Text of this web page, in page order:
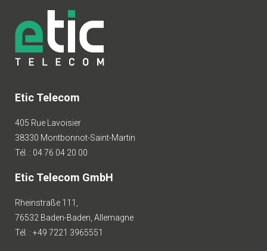
Etic Telecom
405 Rue Lavoisier
38330 Montbonnot-Saint-Martin
Tél. : 04 76 04 20 00
Etic Telecom GmbH
Rheinstraße 111,
76532 Baden-Baden, Allemagne
Tél. : +49 7221 3965551